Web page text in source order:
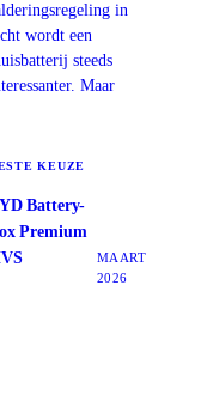
in
wordt een
steeds
Maar
KEUZE
Battery-
Premium
MAART
2026